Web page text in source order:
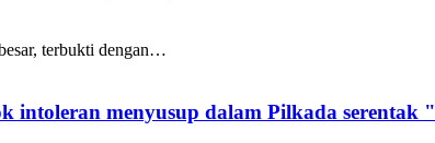
terbukti dengan…
intoleran menyusup dalam Pilkada serentak "